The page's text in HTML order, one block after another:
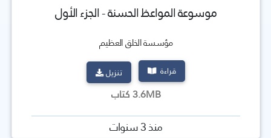
موسوعة المواعظ الحسنة - الجزء الأول
مؤسسة الخلق العظيم
قراءة تنزيل
3.6MB كتاب
منذ 3 سنوات